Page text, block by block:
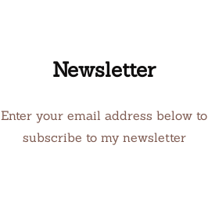
Newsletter
Enter your email address below to
subscribe to my newsletter